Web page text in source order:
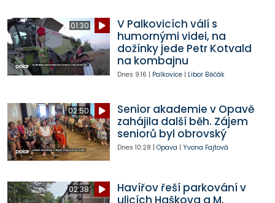
01:30
V Palkovicích válí s
humornými videi, na
dožínky jede Petr Kotvald
na kombajnu
Dnes 9:16 | Palkovice| Libor Běčák
02:50
Senior akademie v Opavě
zahájila další běh. Zájem
seniorů byl obrovský
Dnes 10:28 | Opava | Yvona Fajtová
02:38
Havířov řeší parkování v